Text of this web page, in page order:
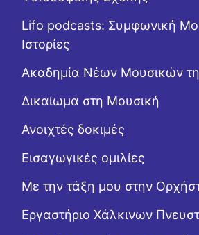
Lifo podcasts: Συμφωνική
Ιστορίες
Ακαδημία Νέων Μουσικών
Δικαίωμα στη Μουσική
Ανοιχτές δοκιμές
Εισαγωγικές ομιλίες
Με την τάξη μου στην
Εργαστήριo Χάλκινων